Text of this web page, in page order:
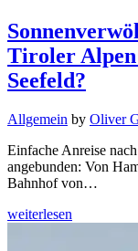
Tiroler
Seefeld?
Allgemein by Oliver
Einfache Anreise
angebunden: Von
Bahnhof von…
weiterlesen